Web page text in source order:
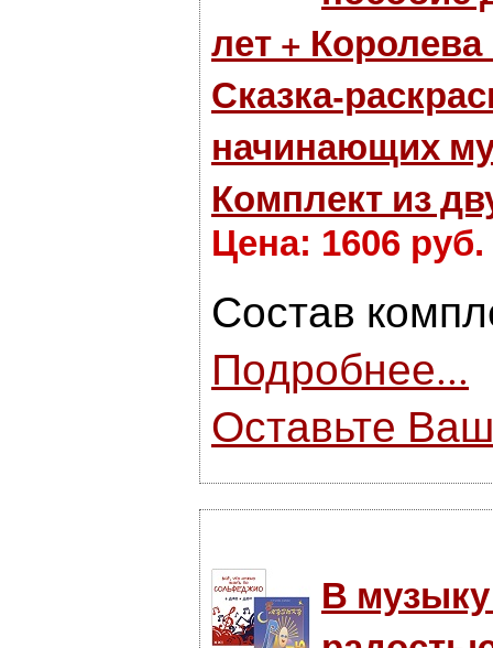
лет +
Сказка-
начинающих
Комплект из
Цена: 1606 руб.
Состав
Подробнее...
Оставьте
В